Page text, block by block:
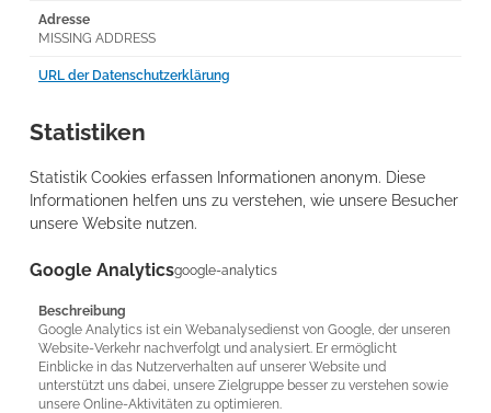
Adresse
MISSING ADDRESS
URL der Datenschutzerklärung
Statistiken
Statistik Cookies erfassen Informationen anonym. Diese
Informationen helfen uns zu verstehen, wie unsere Besucher
unsere Website nutzen.
Google Analyticsgoogle-analytics
Beschreibung
Google Analytics ist ein Webanalysedienst von Google, der unseren
Website-Verkehr nachverfolgt und analysiert. Er ermöglicht
Einblicke in das Nutzerverhalten auf unserer Website und
unterstützt uns dabei, unsere Zielgruppe besser zu verstehen sowie
unsere Online-Aktivitäten zu optimieren.